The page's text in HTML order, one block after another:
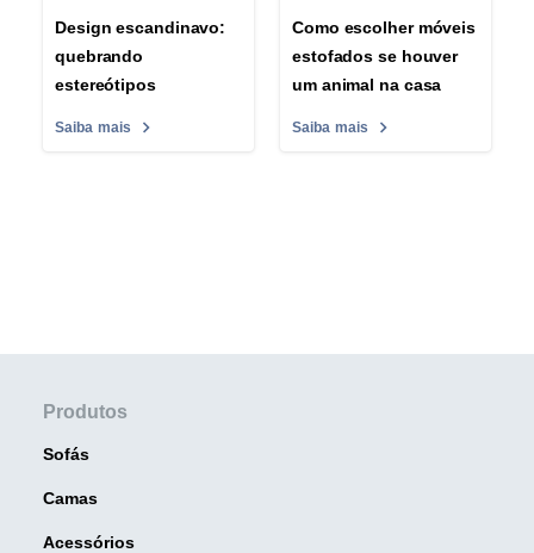
Design escandinavo:
quebrando
estereótipos
Saiba mais
Como escolher móveis
estofados se houver
um animal na casa
Saiba mais
Produtos
Sofás
Camas
Acessórios